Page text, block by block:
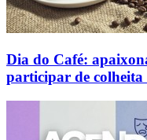
Dia do Café:
participar de colheita